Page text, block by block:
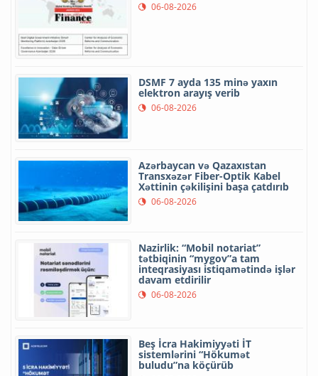
06-08-2026
DSMF 7 ayda 135 minə yaxın
elektron arayış verib
06-08-2026
Azərbaycan və Qazaxıstan
Transxəzər Fiber-Optik Kabel
Xəttinin çəkilişini başa çatdırıb
06-08-2026
Nazirlik: “Mobil notariat”
tətbiqinin “mygov”a tam
inteqrasiyası istiqamətində işlər
davam etdirilir
06-08-2026
Beş İcra Hakimiyyəti İT
sistemlərini “Hökumət
buludu”na köçürüb